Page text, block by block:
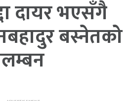
दायर भएसँगै
बस्नेतको